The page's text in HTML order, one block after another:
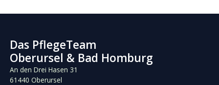
Das PflegeTeam
Oberursel & Bad Homburg
An den Drei Hasen 31
61440 Oberursel